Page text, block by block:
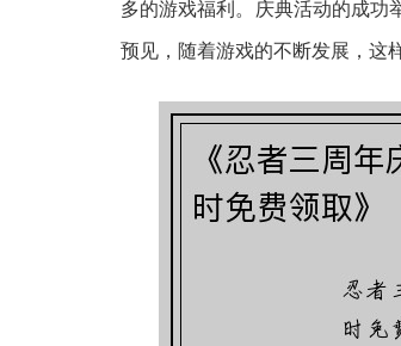
多的游戏福利。庆典活动的成功
预见，随着游戏的不断发展，这